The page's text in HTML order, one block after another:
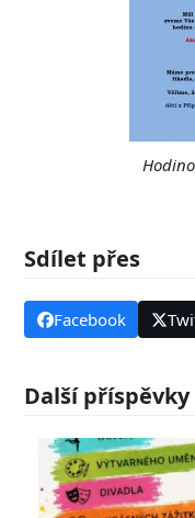
Sdílet přes
Facebook
Další příspěvky